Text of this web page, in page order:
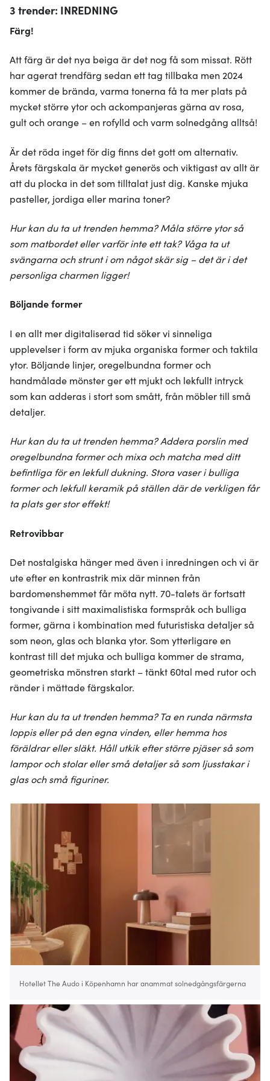
3 trender: INREDNING
Färg!
Att färg är det nya beiga är det nog få som missat. Rött
har agerat trendfärg sedan ett tag tillbaka men 2024
kommer de brända, varma tonerna få ta mer plats på
mycket större ytor och ackompanjeras gärna av rosa,
gult och orange – en rofylld och varm solnedgång alltså!
Är det röda inget för dig finns det gott om alternativ.
Årets färgskala är mycket generös och viktigast av allt är
att du plocka in det som tilltalat just dig. Kanske mjuka
pasteller, jordiga eller marina toner?
Hur kan du ta ut trenden hemma? Måla större ytor så
som matbordet eller varför inte ett tak? Våga ta ut
svängarna och strunt i om något skär sig – det är i det
personliga charmen ligger!
Böljande former
I en allt mer digitaliserad tid söker vi sinneliga
upplevelser i form av mjuka organiska former och taktila
ytor. Böljande linjer, oregelbundna former och
handmålade mönster ger ett mjukt och lekfullt intryck
som kan adderas i stort som smått, från möbler till små
detaljer.
Hur kan du ta ut trenden hemma? Addera porslin med
oregelbundna former och mixa och matcha med ditt
befintliga för en lekfull dukning. Stora vaser i bulliga
former och lekfull keramik på ställen där de verkligen får
ta plats ger stor effekt!
Retrovibbar
Det nostalgiska hänger med även i inredningen och vi är
ute efter en kontrastrik mix där minnen från
bardomenshemmet får möta nytt. 70-talets är fortsatt
tongivande i sitt maximalistiska formspråk och bulliga
former, gärna i kombination med futuristiska detaljer så
som neon, glas och blanka ytor. Som ytterligare en
kontrast till det mjuka och bulliga kommer de strama,
geometriska mönstren starkt – tänkt 60tal med rutor och
ränder i mättade färgskalor.
Hur kan du ta ut trenden hemma? Ta en runda närmsta
loppis eller på den egna vinden, eller hemma hos
föräldrar eller släkt. Håll utkik efter större pjäser så som
lampor och stolar eller små detaljer så som ljusstakar i
glas och små figuriner.
Hotellet The Audo i Köpenhamn har anammat solnedgångsfärgerna